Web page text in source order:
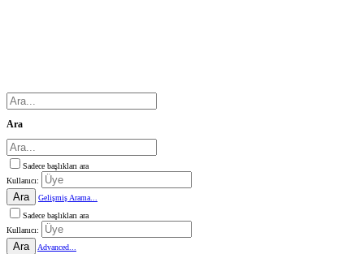
Ara
Sadece başlıkları ara
Kullanıcı:
Ara
Gelişmiş Arama...
Sadece başlıkları ara
Kullanıcı:
Ara
Advanced...